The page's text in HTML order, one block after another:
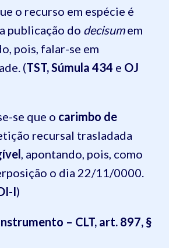
o recurso em espécie é
publicação do decisumem
pois, falar-se em
(TST, Súmula 434 e OJ
se que o carimbo de
recursal trasladada
, apontando, pois, como
o dia 22/11/0000.
I)
– CLT, art. 897, §